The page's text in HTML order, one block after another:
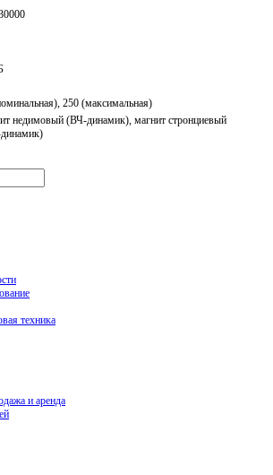
250 (максимальная)
недимовый (ВЧ-динамик), магнит стронциевый
техника
и аренда